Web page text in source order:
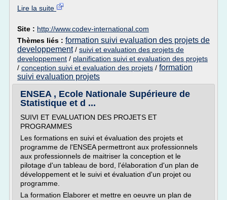
Lire la suite
Site : http://www.codev-international.com
Thèmes liés : formation suivi evaluation des projets de
developpement/ suivi et evaluation des projets de
developpement / planification suivi et evaluation des projets
/ conception suivi et evaluation des projets / formation
suivi evaluation projets
ENSEA , Ecole Nationale Supérieure de
Statistique et d ...
SUIVI ET EVALUATION DES PROJETS ET
PROGRAMMES
Les formations en suivi et évaluation des projets et
programme de l'ENSEA permettront aux professionnels
aux professionnels de maitriser la conception et le
pilotage d'un tableau de bord, l'élaboration d'un plan de
développement et le suivi et évaluation d'un projet ou
programme.
La formation Elaborer et mettre en oeuvre un plan de